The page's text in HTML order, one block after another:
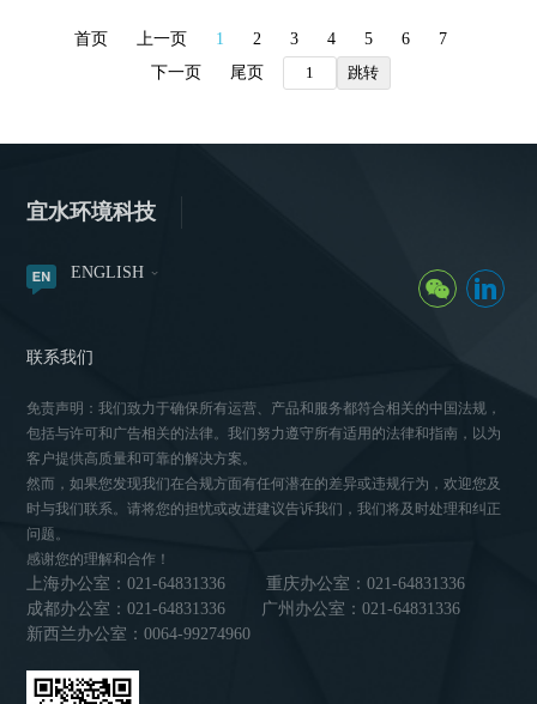
首页 上一页 1 2 3 4 5 6
7
下一页
尾页
宜水环境科技
ENGLISH
联系我们
免责声明：我们致力于确保所有运营、产品和服务都符合相关的中国法规，
包括与许可和广告相关的法律。我们努力遵守所有适用的法律和指南，以为
客户提供高质量和可靠的解决方案。
然而，如果您发现我们在合规方面有任何潜在的差异或违规行为，欢迎您及
时与我们联系。请将您的担忧或改进建议告诉我们，我们将及时处理和纠正
问题。
感谢您的理解和合作！
上海办公室：021-64831336
重庆办公室：021-64831336
成都办公室：021-64831336
广州办公室：021-64831336
新西兰办公室：0064-99274960